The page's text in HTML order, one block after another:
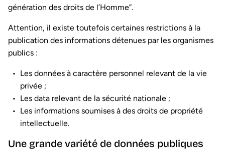
génération des droits de l’Homme”.
Attention, il existe toutefois certaines restrictions à la
publication des informations détenues par les organismes
publics :
Les données à caractère personnel relevant de la vie
privée ;
Les data relevant de la sécurité nationale ;
Les informations soumises à des droits de propriété
intellectuelle.
Une grande variété de données publiques